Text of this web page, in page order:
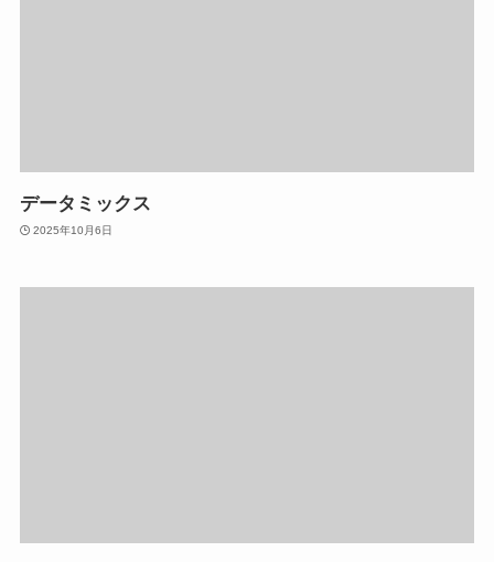
データミックス
2025年10月6日